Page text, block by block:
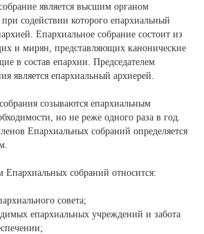
является высшим органом
содействии которого епархиальный
Епархиальное собрание состоит из
и мирян, представляющих канонические
в состав епархии. Председателем
является епархиальный архиерей.
созываются епархиальным
но не реже одного раза в год.
Епархиальных собраний определяется
собраний относится:
совета;
епархиальных учреждений и забота